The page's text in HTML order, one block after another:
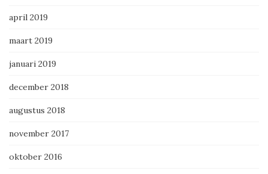
april 2019
maart 2019
januari 2019
december 2018
augustus 2018
november 2017
oktober 2016